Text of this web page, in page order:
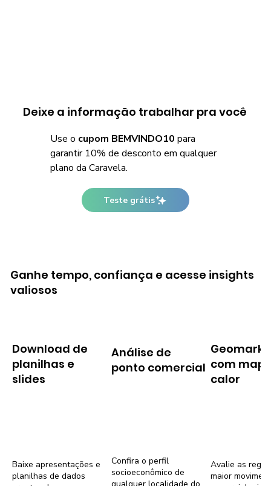
Deixe a informação trabalhar pra você
Use o cupom BEMVINDO10 para
garantir 10% de desconto em qualquer
plano da Caravela.
Teste grátis
Download de
planilhas e
slides
Baixe apresentações e
planilhas de dados
Análise de
ponto comercial
Confira o perfil
socioeconômico de
com
calor
Avalie as
maior
Ganhe tempo, confiança e acesse insights
valiosos